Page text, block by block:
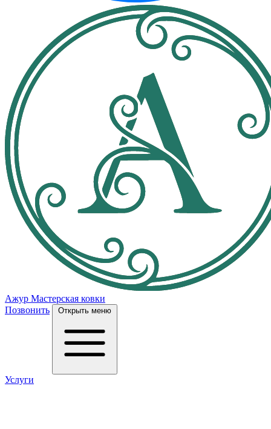
Ажур Мастерская ковки
Позвонить
Открыть меню
Услуги